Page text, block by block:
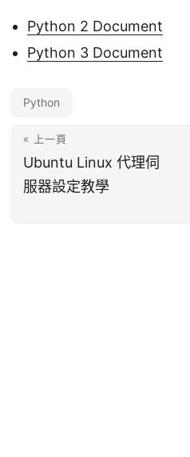
Python 2 Document
Python 3 Document
Python
« 上一頁
Ubuntu Linux 代理伺
服器設定教學